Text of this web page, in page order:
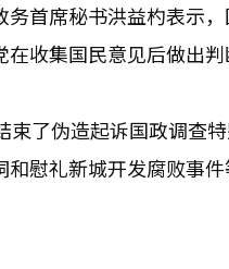
务首席秘书洪益杓表示
收集国民意见后做出判
束了伪造起诉国政调查
和慰礼新城开发腐败事